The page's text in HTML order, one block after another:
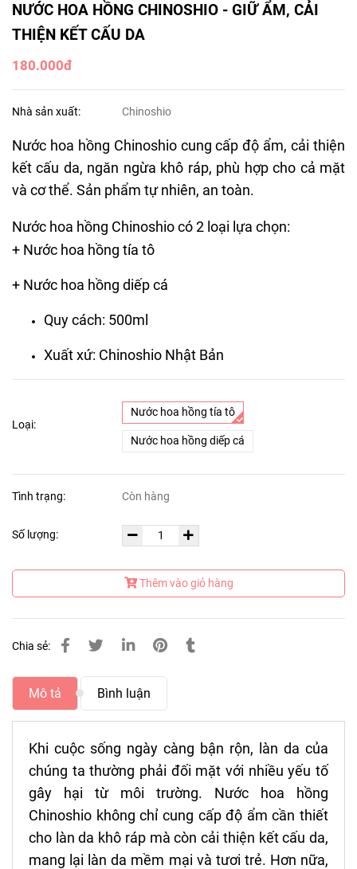
NƯỚC HOA HỒNG CHINOSHIO - GIỮ ẨM, CẢI
THIỆN KẾT CẤU DA
180.000đ
Nhà sản xuất: Chinoshio
Nước hoa hồng Chinoshio cung cấp độ ẩm, cải thiện
kết cấu da, ngăn ngừa khô ráp, phù hợp cho cả mặt
và cơ thể. Sản phẩm tự nhiên, an toàn.
Nước hoa hồng Chinoshio có 2 loại lựa chọn:
+ Nước hoa hồng tía tô
+ Nước hoa hồng diếp cá
Quy cách: 500ml
Xuất xứ: Chinoshio Nhật Bản
Loại:
Nước hoa hồng tía tô
Nước hoa hồng diếp cá
Tình trạng: Còn hàng
Số lượng:
Thêm vào giỏ hàng
Chia sẻ:
Mô tả Bình luận
Khi cuộc sống ngày càng bận rộn, làn da của
chúng ta thường phải đối mặt với nhiều yếu tố
gây hại từ môi trường. Nước hoa hồng
Chinoshio không chỉ cung cấp độ ẩm cần thiết
cho làn da khô ráp mà còn cải thiện kết cấu da,
mang lại làn da mềm mại và tươi trẻ. Hơn nữa,